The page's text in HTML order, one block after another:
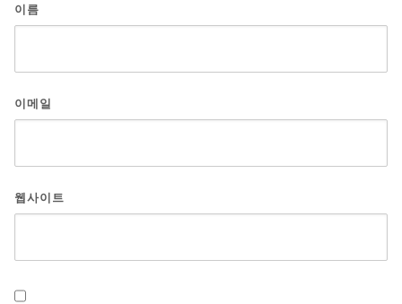
이름
이메일
웹사이트